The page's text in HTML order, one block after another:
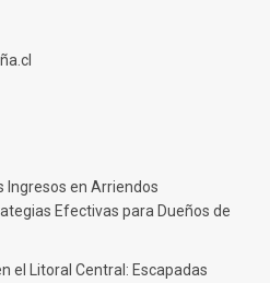
Ingresos en Arriendos
Efectivas para Dueños de
el Litoral Central: Escapadas